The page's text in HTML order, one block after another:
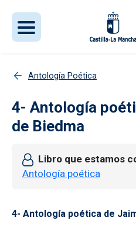
Antología Poética
4- Antología
de Biedma
Libro que estamos
Antología poética
4- Antología poética de